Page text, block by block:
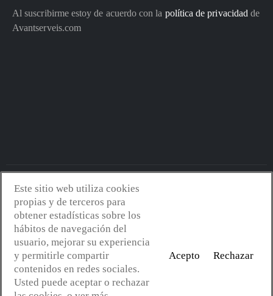
Al suscribirme estoy de acuerdo con la política de privacidad de
Avantserveis.com
Avantserveis.com -Aviso legal - GDPR
Política de cookies-Política de calidad y medio ambiente
web:Mejorconweb
Este sitio web utiliza cookies
propias y de terceros para
obtener estadísticas sobre los
hábitos de navegación del
usuario, mejorar su experiencia
y permitirle compartir
contenidos en redes sociales.
Usted puede aceptar o rechazar
Acepto Rechazar